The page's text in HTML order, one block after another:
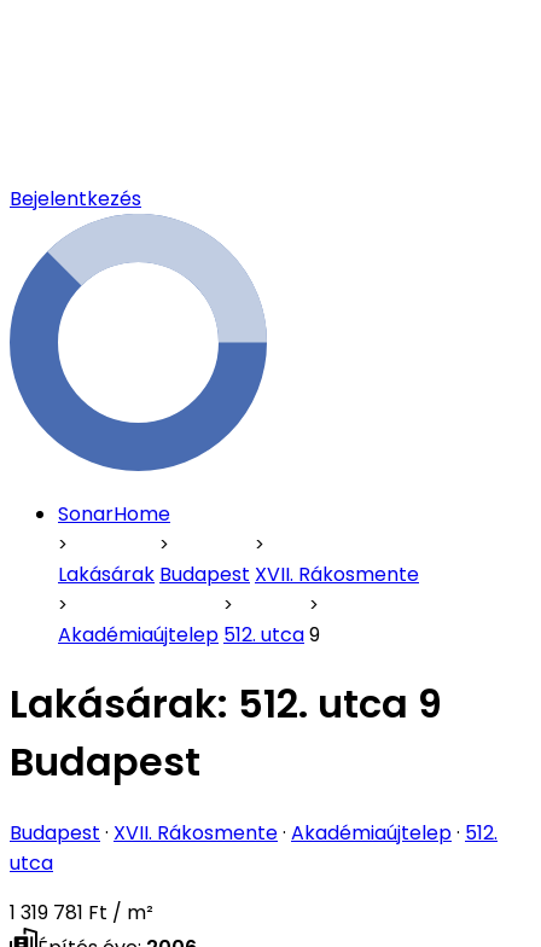
Bejelentkezés
SonarHome
Lakásárak Budapest XVII. Rákosmente
Akadémiaújtelep 512. utca9
Lakásárak: 512. utca 9
Budapest
Budapest · XVII. Rákosmente· Akadémiaújtelep· 512.
utca
1 319 781 Ft / m²